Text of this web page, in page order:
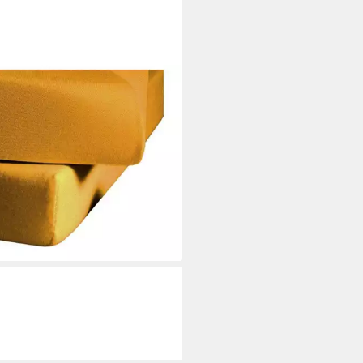
Colours, Mako-Satin,
rundum, (1 Stück)
€
- in 2-3 Werktagen bei dir